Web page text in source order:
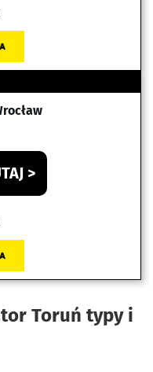
>
Toruń typy i